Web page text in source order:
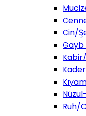
Cin/
Gayb
Ruh/